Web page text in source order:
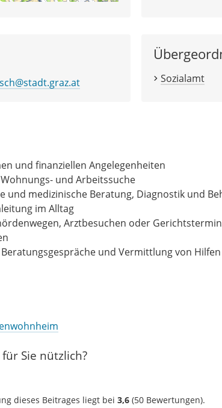
Sozialamt
und finanziellen Angelegenheiten
und Arbeitssuche
und medizinische Beratung, Diagnostik und
im Alltag
Arztbesuchen oder
und Vermittlung von Hilfen
Sie nützlich?
dieses Beitrages liegt bei 3,6 (50 Bewertungen).